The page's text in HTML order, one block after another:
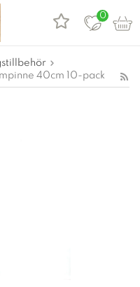
0
40cm 10-pack